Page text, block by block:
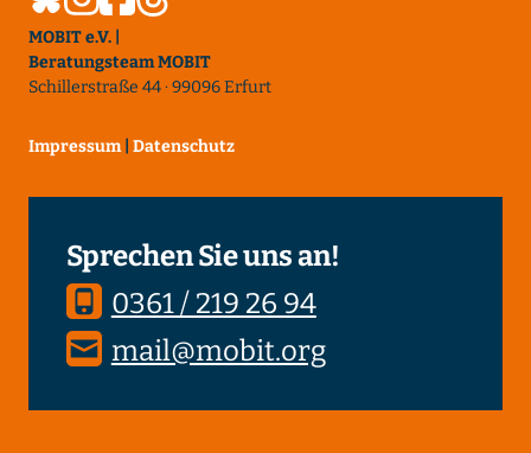
MOBIT e.V. |
Beratungsteam MOBIT
Schillerstraße 44 · 99096 Erfurt
Impressum Datenschutz
Sprechen Sie uns an!
0361 / 219 26 94
mail@mobit.org